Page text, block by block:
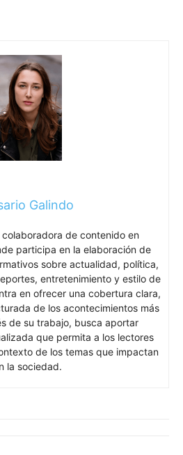
Galindo
colaboradora de contenido en
participa en la elaboración de
sobre actualidad, política,
entretenimiento y estilo de
en ofrecer una cobertura clara,
de los acontecimientos más
de su trabajo, busca aportar
que permita a los lectores
de los temas que impactan
la sociedad.